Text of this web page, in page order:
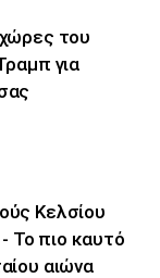
του
για
Κελσίου
- Το πιο καυτό
αιώνα